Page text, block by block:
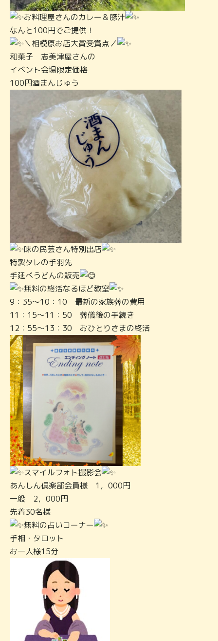
お料理屋さんのカレー＆豚汁
なんと100円でご提供！
＼相模原お店大賞受賞点／
和菓子 志美津屋さんの
イベント会場限定価格
100円酒まんじゅう
味の民芸さん特別出店
特製タレの手羽先
手延べうどんの販売
無料の終活なるほど教室
9：35～10：10 最新の家族葬の費用
11：15～11：50 葬儀後の手続き
12：55～13：30 おひとりさまの終活
スマイルフォト撮影会
あんしん倶楽部会員様 1，000円
一般 2，000円
先着30名様
無料の占いコーナー
手相・タロット
お一人様15分